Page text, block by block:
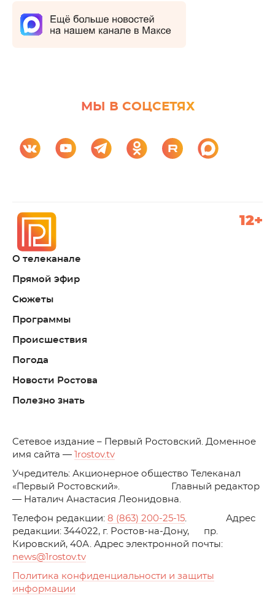
МЫ В СОЦСЕТЯХ
О телеканале
Прямой эфир
Сюжеты
Программы
Происшествия
Погода
Новости Ростова
Полезно знать
12+
Cетевое издание – Первый Ростовский. Доменное
имя сайта —
1rostov.tv
Учредитель: Акционерное общество Телеканал
«Первый Ростовский». Главный редактор
— Наталич Анастасия Леонидовна.
Телефон редакции: 8 (863) 200-25-15. Адрес
редакции: 344022, г. Ростов-на-Дону, пр.
Кировский, 40А. Адрес электронной почты:
news@1rostov.tv
Политика конфиденциальности и защиты
информации